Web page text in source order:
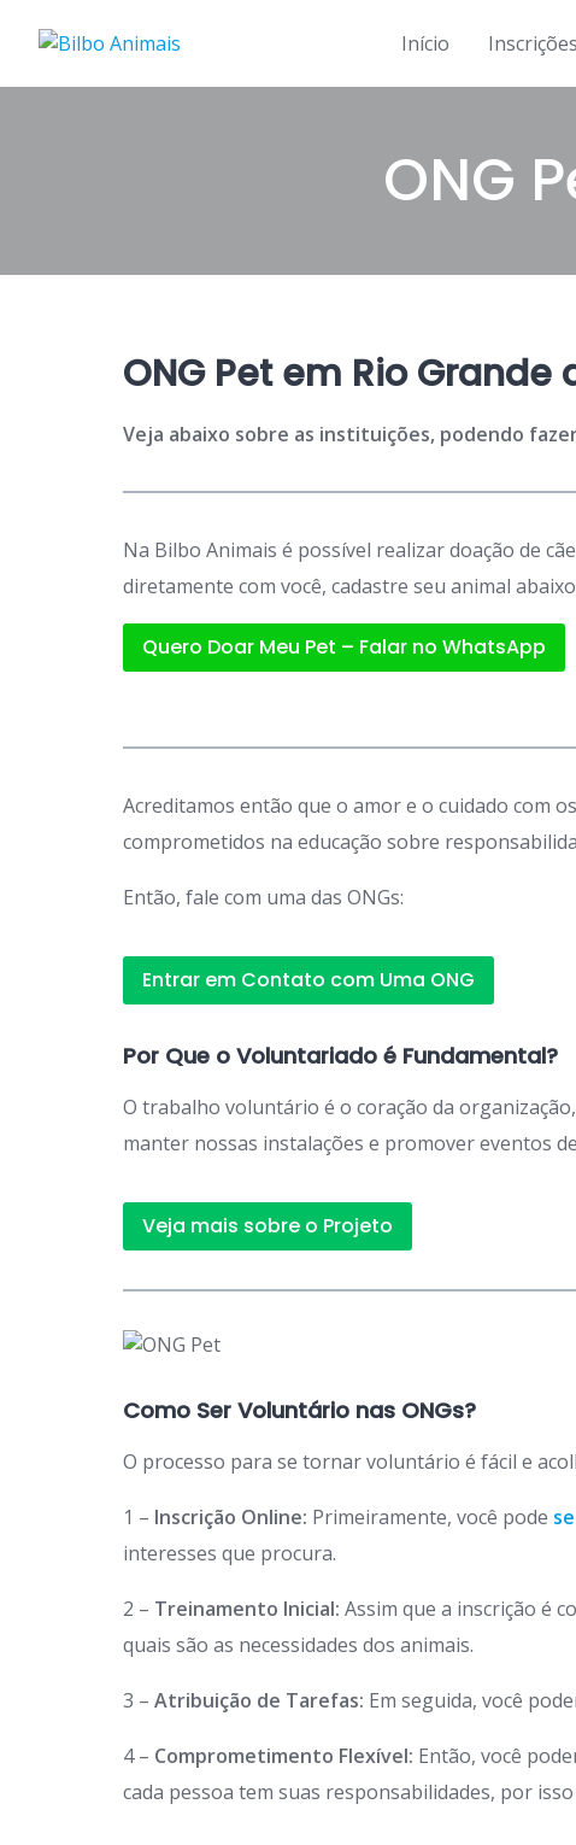
Início Inscrições
ONG
ONG Pet em Rio Grande
Veja abaixo sobre as instituições, podendo
Na Bilbo Animais é possível realizar doação de
diretamente com você, cadastre seu animal
Quero Doar Meu Pet – Falar no WhatsApp
Acreditamos então que o amor e o cuidado com
comprometidos na educação sobre
Então, fale com uma das ONGs:
Entrar em Contato com Uma ONG
Por Que o Voluntariado é Fundamental?
O trabalho voluntário é o coração da
manter nossas instalações e promover eventos
Veja mais sobre o Projeto
Como Ser Voluntário nas ONGs?
O processo para se tornar voluntário é fácil e
1 – Inscrição Online: Primeiramente, você pode
interesses que procura.
2 – Treinamento Inicial: Assim que a inscrição é
quais são as necessidades dos animais.
3 – Atribuição de Tarefas: Em seguida, você
4 – Comprometimento Flexível: Então, você
cada pessoa tem suas responsabilidades, por